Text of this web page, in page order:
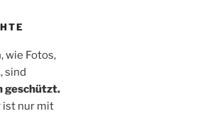
wie Fotos,
sind
geschützt.
ist nur mit